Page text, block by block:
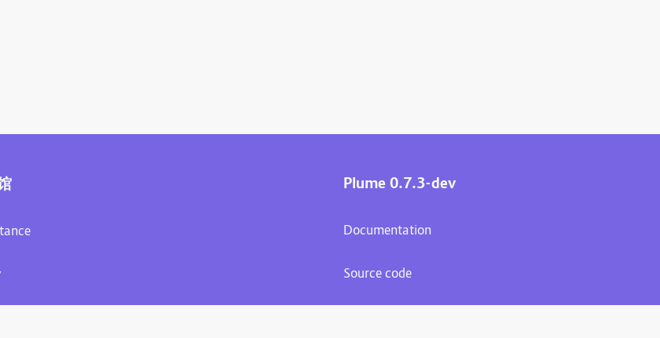
Plume 0.7.3-dev
Documentation
Source code